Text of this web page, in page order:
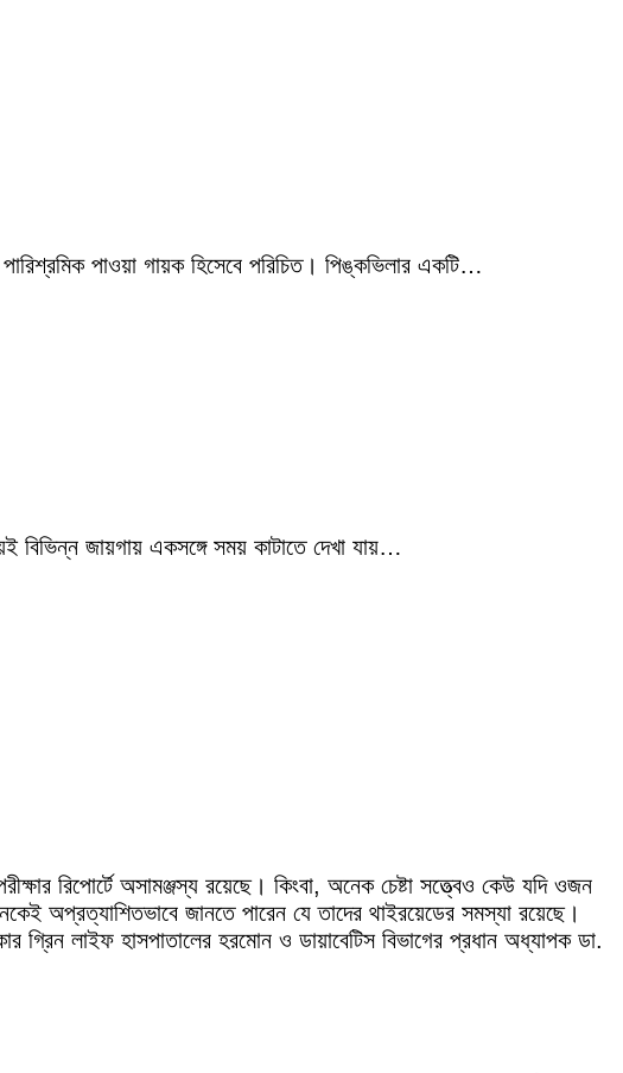
পারিশ্রমিক পাওয়া গায়ক হিসেবে পরিচিত। পিঙ্কভিলার একটি…
বিভিন্ন জায়গায় একসঙ্গে সময় কাটাতে দেখা যায়…
রিপোর্টে অসামঞ্জস্য রয়েছে। কিংবা, অনেক চেষ্টা সত্ত্বেও কেউ যদি ওজন
অপ্রত্যাশিতভাবে জানতে পারেন যে তাদের থাইরয়েডের সমস্যা রয়েছে।
লাইফ হাসপাতালের হরমোন ও ডায়াবেটিস বিভাগের প্রধান অধ্যাপক ডা.